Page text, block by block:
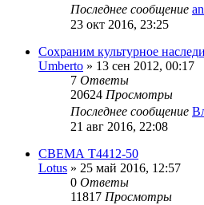
Последнее сообщение
23 окт 2016, 23:25
Сохраним культурное
Umberto » 13 сен 2012, 00:17
7 Ответы
20624 Просмотры
Последнее сообщение
21 авг 2016, 22:08
СВЕМА Т4412-50
Lotus » 25 май 2016, 12:57
0 Ответы
11817 Просмотры